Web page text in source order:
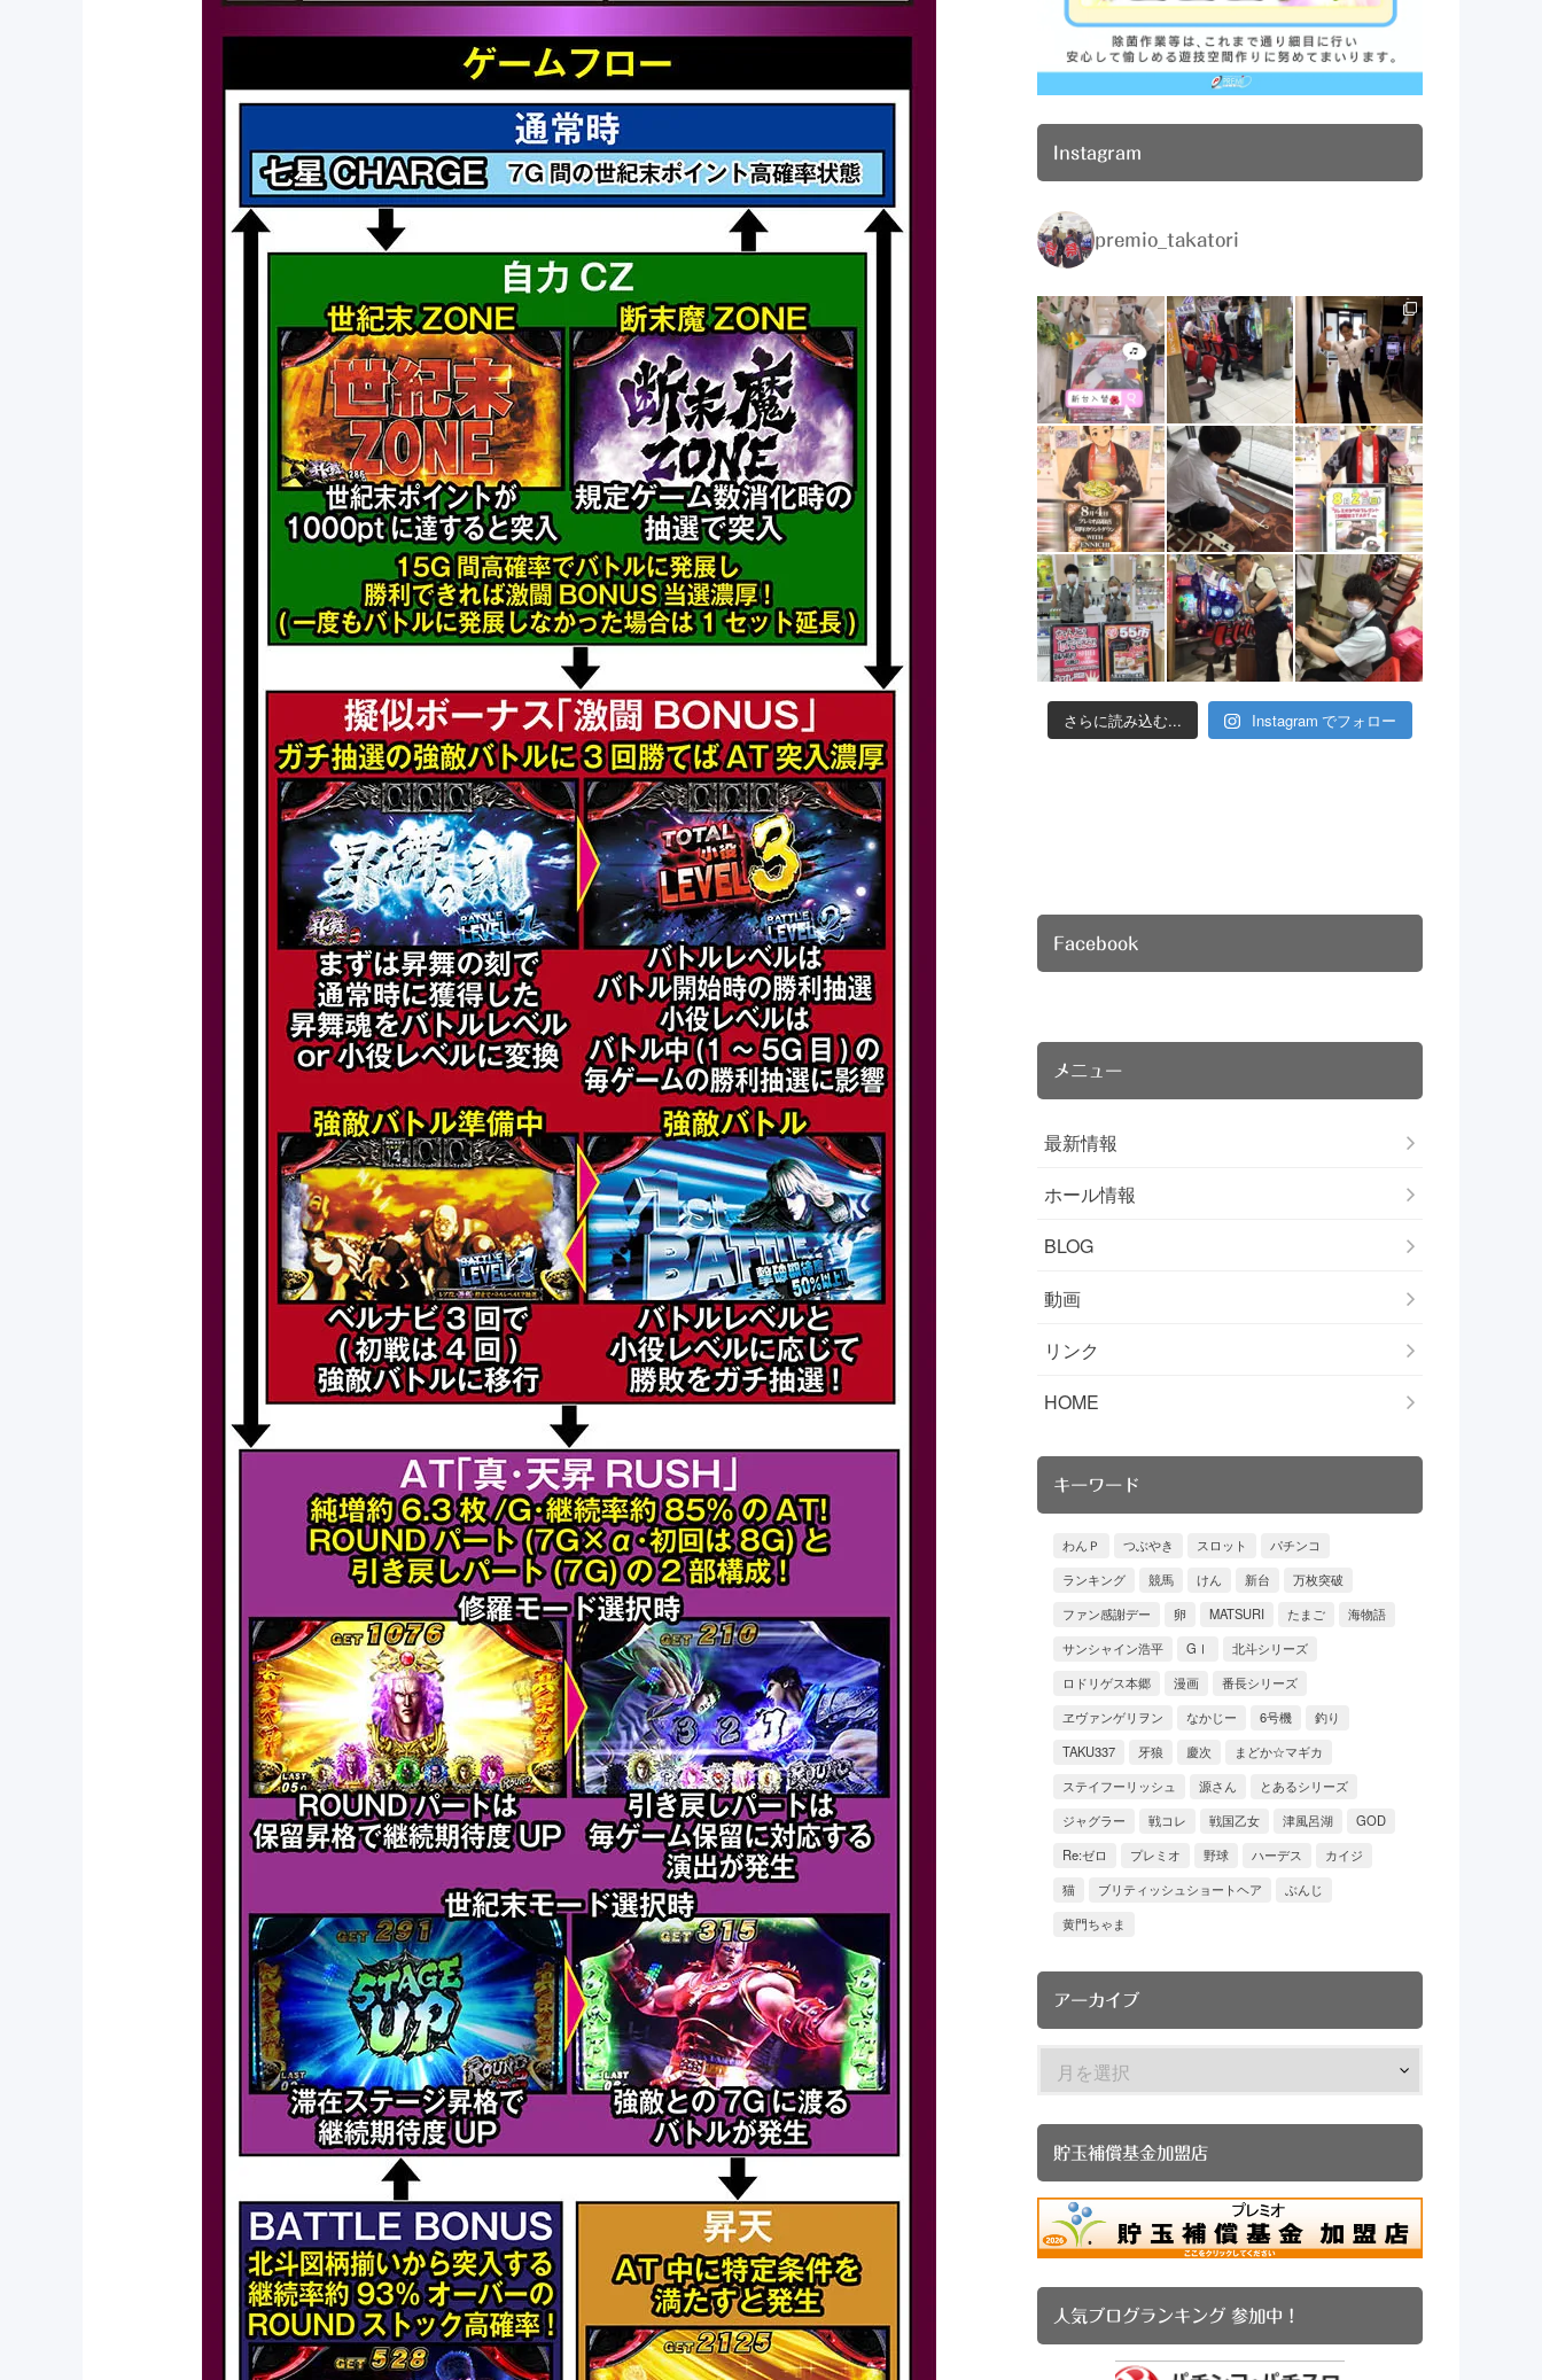
Instagram
premio_takatori
さらに読み込む... Instagram でフォロー
Facebook
メニュー
最新情報
ホール情報
BLOG
動画
リンク
HOME
キーワード
わんＰ つぶやき スロット
パチンコ
ランキング
競馬 けん 新台
万枚突破
ファン感謝デー
卵 MATSURI たまご
海物語
サンシャイン浩平
GⅠ
北斗シリーズ
ロドリゲス本郷
漫画
番長シリーズ
ヱヴァンゲリヲン
なかじー 6号機
釣り
TAKU337
牙狼 慶次
まどか☆マギカ
ステイフーリッシュ
源さん
とあるシリーズ
ジャグラー
戦コレ 戦国乙女 津風呂湖
GOD
Re:ゼロ
プレミオ 野球 ハーデス
カイジ
猫
ブリティッシュショートヘア
ぶんじ
黄門ちゃま
アーカイブ
貯玉補償基金加盟店
人気ブログランキング 参加中！